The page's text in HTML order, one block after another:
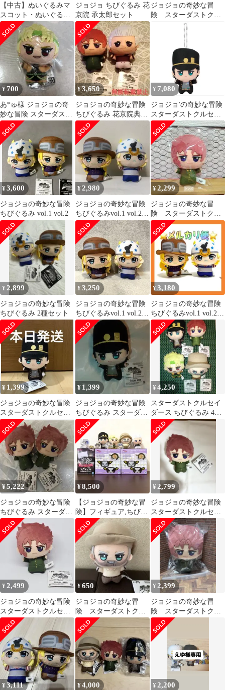
【中古】ぬいぐるみマ
スコット・ぬいぐるみ
バッジ 空条承太郎 ちび
ぐるみ 「ジョジョの奇
妙な冒険 第三部 スター
ダストクルセイダー
ス」
ジョジョ ちびぐるみ 花
京院 承太郎セット
ジョジョの奇妙な冒
険 スターダストクル
セイダース ちびぐる
み 花京院典明
¥700
あ*ゅ様 ジョジョの奇
妙な冒険 スターダスト
クルセイダース ちびぐ
るみ DIO
¥3,650
ジョジョの奇妙な冒険
ちびぐるみ 花京院典明
J・P・ポルナレフ
¥ 7,080
ジョジョ'の奇妙な冒険
スターダストクルセイ
ダース ちびぐるみ 約11
㎝ 単品: 承太郎
¥3,600
ジョジョの奇妙な冒険
ちびぐるみ vol.1 vol.2
¥2,980
ジョジョの奇妙な冒険
ちびぐるみvol.1 vol.2
２種セット
¥2,299
ジョジョの奇妙な冒
険 スターダストクル
セイダースちびぐるみ
花京院典明
¥ 2,899
ジョジョの奇妙な冒険
ちびぐるみ 2種セット
¥3,250
ジョジョの奇妙な冒険
ちびぐるみvol.1 vol.2
２種セット
¥ 3,180
ジョジョの奇妙な冒険
ちびぐるみvol.1 vol.2
２種セット
¥ 1,399
ジョジョの奇妙な冒険
スターダストクルセイ
ダース ちびぐるみ 空条
承太郎
¥ 1,399
ジョジョの奇妙な冒険
ちびぐるみ スターダス
トクルセイダース 空条
承太郎
¥4,250
スターダストクルセイ
ダース ちびぐるみ 4種
セット
¥5,222
ジョジョの奇妙な冒険
ちびぐるみ スターダス
トクルセイダース 花京
院典明
¥8,500
【ジョジョの奇妙な冒
険】フィギュア,ちびぐ
るみ,スープボウル他
12点まとめ売り
¥ 2,799
ジョジョの奇妙な冒険
スターダストクルセイ
ダース ちびぐるみ 1
点 花京院典明
¥2,499
ジョジョの奇妙な冒険
スターダストクルセイ
ダース ちびぐるみ 花
京院典明
¥650
ジョジョの奇妙な冒
険 スターダストクル
セイダース ちびぐる
み ジョセフ
¥ 2,399
ジョジョの奇妙な冒
険 スターダストクル
セイダース ちびぐる
み 花京院典明
¥3,111 ¥4,000 ¥2,200